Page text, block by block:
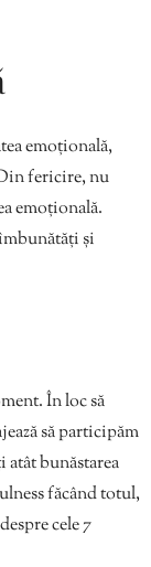
emoțională,
fericire, nu
emoțională.
și
În loc să
să participăm
atât bunăstarea
făcând totul,
cele 7